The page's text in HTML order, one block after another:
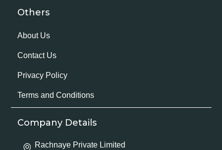
Others
About Us
Contact Us
Privacy Policy
Terms and Conditions
Company Details
Rachnaye Private Limited